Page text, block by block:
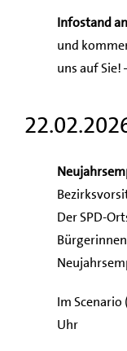
Infostand
und
uns auf Sie!
Der SPD-
Im Scenario
Uhr